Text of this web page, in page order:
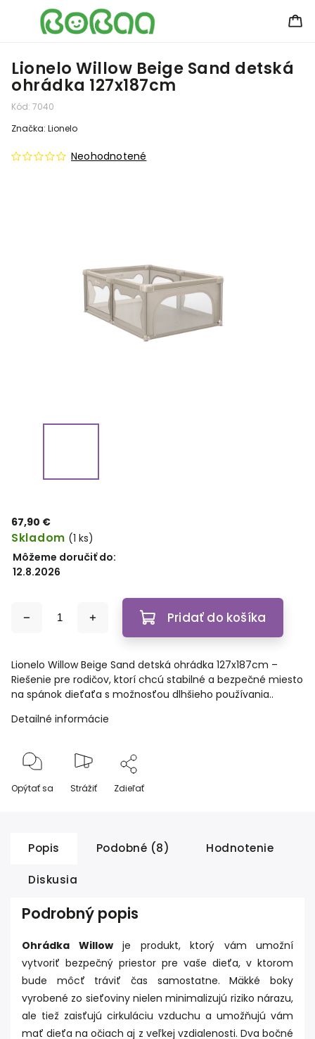
Lionelo Willow Beige Sand detská
ohrádka 127x187cm
Kód: 7040
Neohodnotené
Značka: Lionelo
67,90 €
Skladom (1 ks)
Môžeme doručiť do:
12.8.2026
Pridať do košíka
Lionelo Willow Beige Sand detská ohrádka 127x187cm –
Riešenie pre rodičov, ktorí chcú stabilné a bezpečné miesto
na spánok dieťaťa s možnosťou dlhšieho používania..
Detailné informácie
Opýtať sa Strážiť Zdieľať
Popis Podobné (8) Hodnotenie
Diskusia
Podrobný popis
Ohrádka Willowje produkt, ktorý vám umožní
vytvoriť bezpečný priestor pre vaše dieťa, v ktorom
bude môcť tráviť čas samostatne. Mäkké boky
vyrobené zo sieťoviny nielen minimalizujú riziko nárazu,
ale tiež zaisťujú cirkuláciu vzduchu a umožňujú vám
mať dieťa na očiach aj z veľkej vzdialenosti. Dva bočné